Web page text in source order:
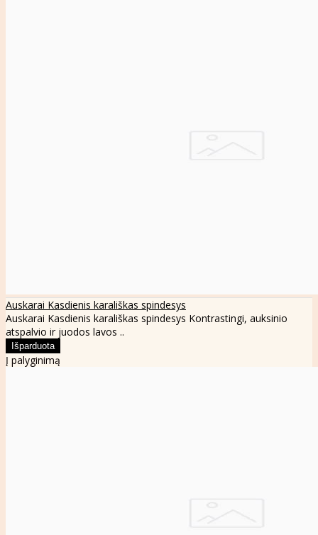
Auskarai Kasdienis karališkas spindesys
Auskarai Kasdienis karališkas spindesys Kontrastingi, auksinio
atspalvio ir juodos lavos ..
Į palyginimą